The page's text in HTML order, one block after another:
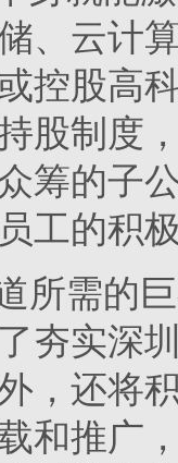
、云计
控股高
股制度
筹的子
工的积
所需的
夯实深
，还将
和推广